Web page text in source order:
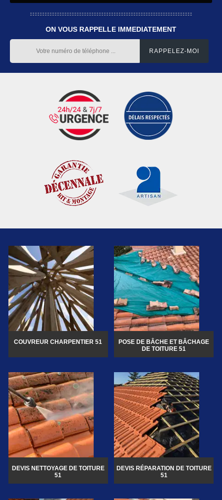
ON VOUS RAPPELLE IMMEDIATEMENT
COUVREUR CHARPENTIER 51
POSE DE BÂCHE ET BÂCHAGE
DE TOITURE 51
DEVIS NETTOYAGE DE TOITURE
51
DEVIS RÉPARATION DE TOITURE
51